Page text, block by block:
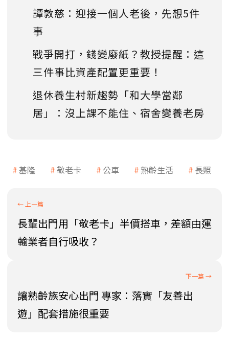
譚敦慈：迎接一個人老後，先想5件
事
戰爭開打，錢變廢紙？教授提醒：這
三件事比資產配置更重要！
退休養生村新趨勢「和大學當鄰
居」：沒上課不能住、宿舍變養老房
基隆 敬老卡 公車 熟齡生活 長照
長輩出門用「敬老卡」半價搭車，差額由運
輸業者自行吸收？
讓熟齡族安心出門 專家：落實「友善出
遊」配套措施很重要